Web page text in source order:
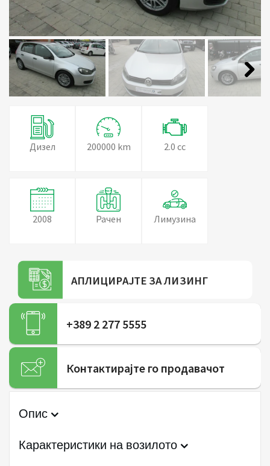
Дизел 200000 km 2.0 cc
2008 Рачен Лимузина
АПЛИЦИРАЈТЕ ЗА ЛИЗИНГ
+389 2 277 5555
Контактирајте го продавачот
Опис
Карактеристики на возилото